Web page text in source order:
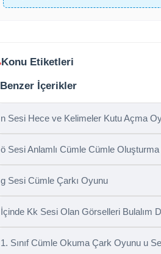
Konu Etiketleri
Benzer İçerikler
n Sesi Hece ve Kelimeler Kutu Açma
ö Sesi Anlamlı Cümle Cümle
g Sesi Cümle Çarkı Oyunu
İçinde Kk Sesi Olan Görselleri Bulalım
1. Sınıf Cümle Okuma Çark Oyunu u